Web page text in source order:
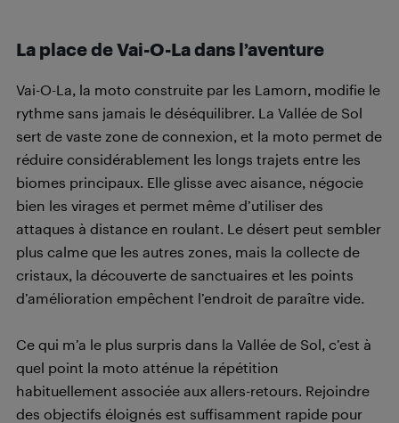
La place de Vai-O-La dans l’aventure
Vai-O-La, la moto construite par les Lamorn, modifie le
rythme sans jamais le déséquilibrer. La Vallée de Sol
sert de vaste zone de connexion, et la moto permet de
réduire considérablement les longs trajets entre les
biomes principaux. Elle glisse avec aisance, négocie
bien les virages et permet même d’utiliser des
attaques à distance en roulant. Le désert peut sembler
plus calme que les autres zones, mais la collecte de
cristaux, la découverte de sanctuaires et les points
d’amélioration empêchent l’endroit de paraître vide.
Ce qui m’a le plus surpris dans la Vallée de Sol, c’est à
quel point la moto atténue la répétition
habituellement associée aux allers-retours. Rejoindre
des objectifs éloignés est suffisamment rapide pour